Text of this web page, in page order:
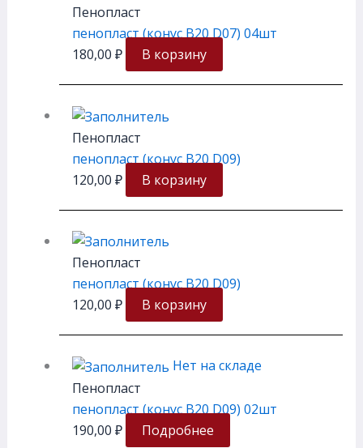
Пенопласт
пенопласт (конус В20 D07) 04шт
180,00 ₽ В корзину
Пенопласт
пенопласт (конус В20 D09)
120,00 ₽ В корзину
Пенопласт
пенопласт (конус В20 D09)
120,00 ₽ В корзину
Нет на складе
Пенопласт
пенопласт (конус В20 D09) 02шт
190,00 ₽ Подробнее